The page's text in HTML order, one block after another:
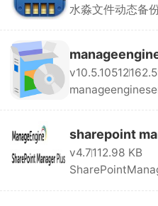
水淼文件动态备
plus
v10.5.10512
sharepoint
v4.7112.98 KB